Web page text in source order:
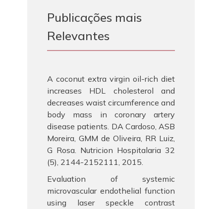
Publicações mais
Relevantes
A coconut extra virgin oil-rich diet
increases HDL cholesterol and
decreases waist circumference and
body mass in coronary artery
disease patients. DA Cardoso, ASB
Moreira, GMM de Oliveira, RR Luiz,
G Rosa. Nutricion Hospitalaria 32
(5), 2144-2152111, 2015.
Evaluation of systemic
microvascular endothelial function
using laser speckle contrast